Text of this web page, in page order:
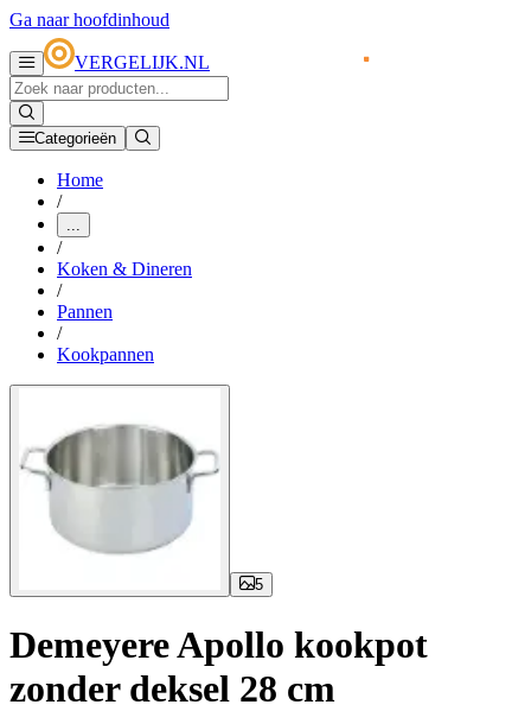
Ga naar hoofdinhoud
VERGELIJK.NL
Categorieën
Home
/
...
/
Koken & Dineren
/
Pannen
/
Kookpannen
5
Demeyere Apollo kookpot
zonder deksel 28 cm